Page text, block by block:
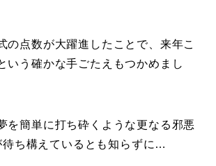
の点数が大躍進したことで、来年こ
いう確かな手ごたえもつかめまし
を簡単に打ち砕くような更なる邪悪
ち構えているとも知らずに…